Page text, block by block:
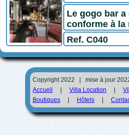
Le gogo bar a
conforme à la
Ref. C040
Copyright 2022 | mise à jour
Accueil | Villa Location |
Boutiques | Hôtels |